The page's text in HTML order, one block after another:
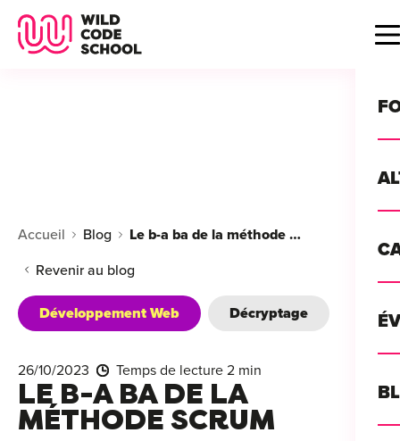
?
Accueil Blog
Le b-a ba de la méthode Scrum
Revenir au blog
Développement Web Décryptage
26/10/2023 Temps de lecture 2 min
LE B-A BA DE LA
MÉTHODE SCRUM